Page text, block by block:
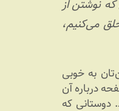
نوشتن از
می‌کنیم،
به خوبی
درباره آن
دوستانی که